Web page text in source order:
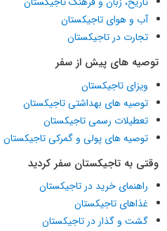
آب و هوای تاجیکستان
تجارت در تاجیکستان
توصیه های پیش از سفر
ویزای تاجیکستان
توصیه های بهداشتی تاجیکستان
تعطیلات رسمی تاجیکستان
توصیه های پولی و گمرکی تاجیکستان
وقتی به تاجیکستان سفر کردید
راهنمای خرید در تاجیکستان
غذاهای تاجیکستان
گشت و گذار در تاجیکستان